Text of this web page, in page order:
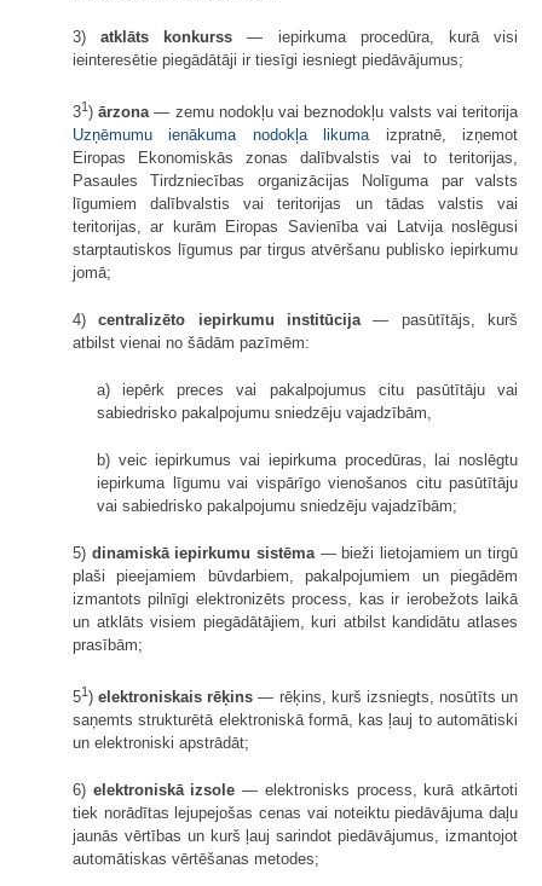
3)atklāts konkurss — iepirkuma procedūra, kurā visi
ieinteresētie piegādātāji ir tiesīgi iesniegt piedāvājumus;
31)ārzona— zemu nodokļu vai beznodokļu valsts vai teritorija
Uzņēmumu ienākuma nodokļa likumaizpratnē, izņemot
Eiropas Ekonomiskās zonas dalībvalstis vai to teritorijas,
Pasaules Tirdzniecības organizācijas Nolīguma par valsts
līgumiem dalībvalstis vai teritorijas un tādas valstis vai
teritorijas, ar kurām Eiropas Savienība vai Latvija noslēgusi
starptautiskos līgumus par tirgus atvēršanu publisko iepirkumu
jomā;
4)centralizēto iepirkumu institūcija— pasūtītājs, kurš
atbilst vienai no šādām pazīmēm:
a) iepērk preces vai pakalpojumus citu pasūtītāju vai
sabiedrisko pakalpojumu sniedzēju vajadzībām,
b) veic iepirkumus vai iepirkuma procedūras, lai noslēgtu
iepirkuma līgumu vai vispārīgo vienošanos citu pasūtītāju
vai sabiedrisko pakalpojumu sniedzēju vajadzībām;
5) dinamiskā iepirkumu sistēma— bieži lietojamiem un tirgū
plaši pieejamiem būvdarbiem, pakalpojumiem un piegādēm
izmantots pilnīgi elektronizēts process, kas ir ierobežots laikā
un atklāts visiem piegādātājiem, kuri atbilst kandidātu atlases
prasībām;
51)elektroniskais rēķins — rēķins, kurš izsniegts, nosūtīts un
saņemts strukturētā elektroniskā formā, kas ļauj to automātiski
un elektroniski apstrādāt;
6) elektroniskā izsole — elektronisks process, kurā atkārtoti
tiek norādītas lejupejošas cenas vai noteiktu piedāvājuma daļu
jaunās vērtības un kurš ļauj sarindot piedāvājumus, izmantojot
automātiskas vērtēšanas metodes;